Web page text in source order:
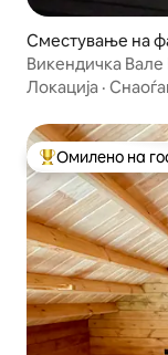
Сместување на
Викендичка
Локација ·
Меѓу
Омилено на